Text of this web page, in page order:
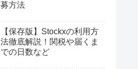
募方法
【保存版】Stockxの利用方
法徹底解説！関税や届くま
での日数など